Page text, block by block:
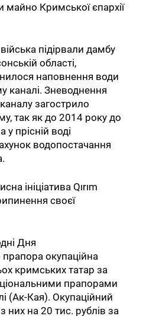
майно Кримської єпархії
війська підірвали дамбу
області,
наповнення води
каналі. Зневоднення
загострило
так як до 2014 року до
у прісній воді
водопостачання
ініціатива Qırım
своєї
Дня
окупаційна
кримських татар за
прапорами
(Ак-Кая). Окупаційний
них на 20 тис. рублів за